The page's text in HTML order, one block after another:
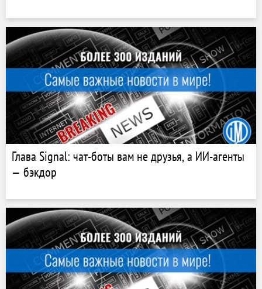
Глава Signal: чат-боты вам не друзья, а ИИ-агенты
— бэкдор